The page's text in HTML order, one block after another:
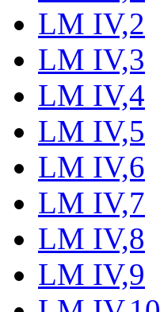
LM IV,2
LM IV,3
LM IV,4
LM IV,5
LM IV,6
LM IV,7
LM IV,8
LM IV,9